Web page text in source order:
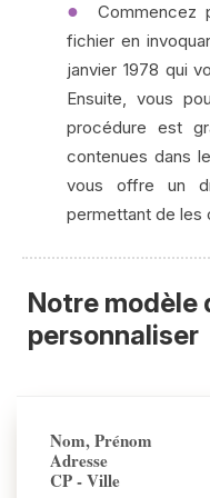
Commencez
fichier en
janvier 1978 qui
Ensuite, vous
procédure est
contenues dans
vous offre un
permettant de les
Notre modèle
personnaliser
Nom, Prénom
Adresse
CP - Ville